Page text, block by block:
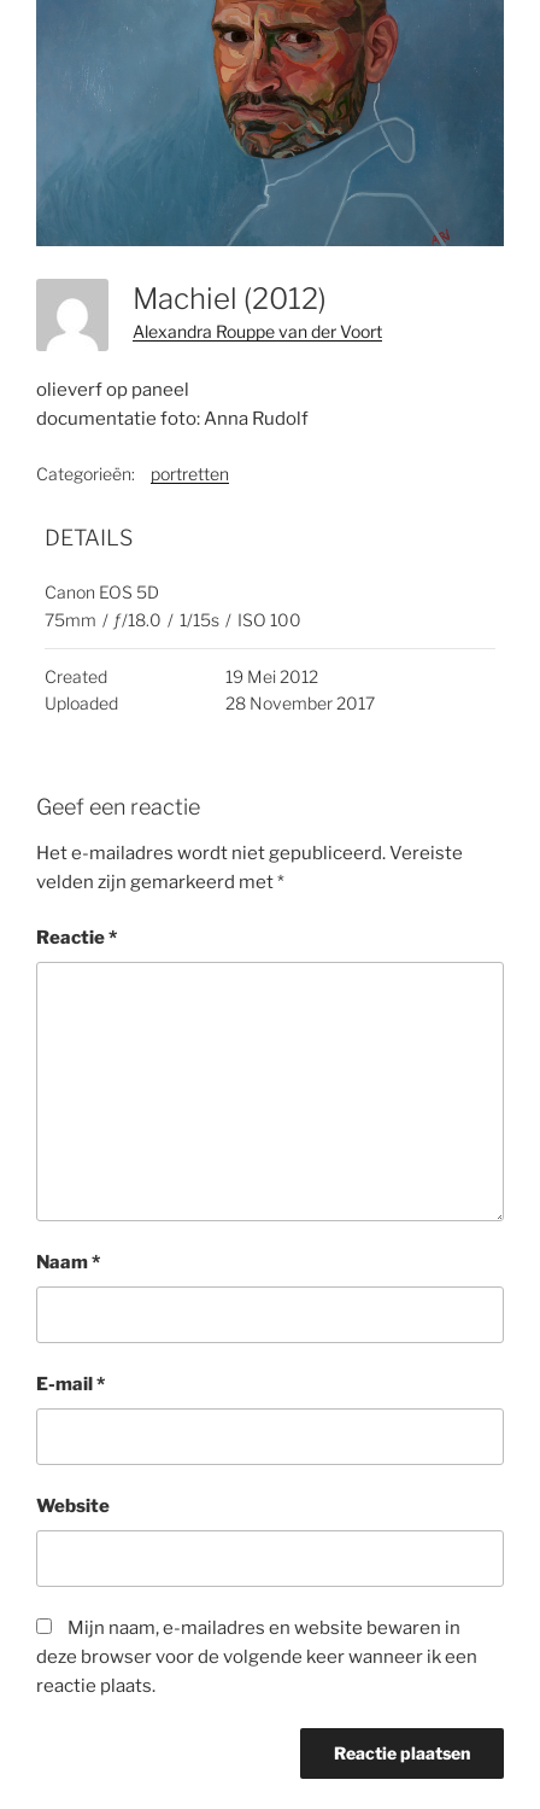
Machiel (2012)
Alexandra Rouppe van der Voort
olieverf op paneel
documentatie foto: Anna Rudolf
Categorieën: portretten
DETAILS
Canon EOS 5D
75mm / ƒ/18.0 / 1/15s / ISO 100
Created
19 Mei 2012
Uploaded
28 November 2017
Geef een reactie
Het e-mailadres wordt niet gepubliceerd.Vereiste
velden zijn gemarkeerd met*
Reactie*
Naam*
E-mail*
Website
Mijn naam, e-mailadres en website bewaren in
deze browser voor de volgende keer wanneer ik een
reactie plaats.